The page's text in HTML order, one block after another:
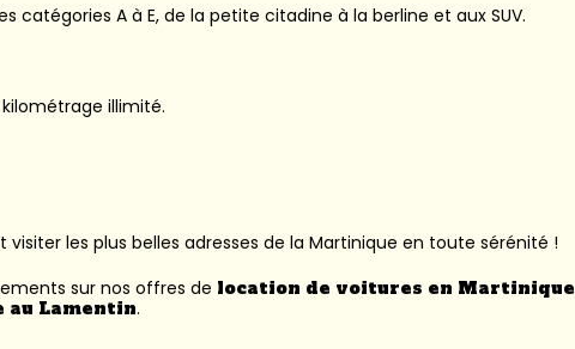
catégories A à E, de la petite citadine à la berline et aux SUV.
illimité.
visiter les plus belles adresses de la Martinique en toute sérénité !
sur nos offres de location de voitures en Martinique
au Lamentin.